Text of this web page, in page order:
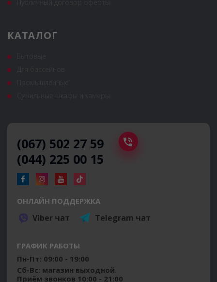
КАТАЛОГ
(067) 502 27 59
(044) 225 00 15
ОНЛАЙН ПОДДЕРЖКА
Viber чат Telegram чат
ГРАФИК РАБОТЫ
Пн-Пт: 09:00 - 19:00
Сб-Вс: магазин выходной.
Приём звонков 10:00 - 21:00